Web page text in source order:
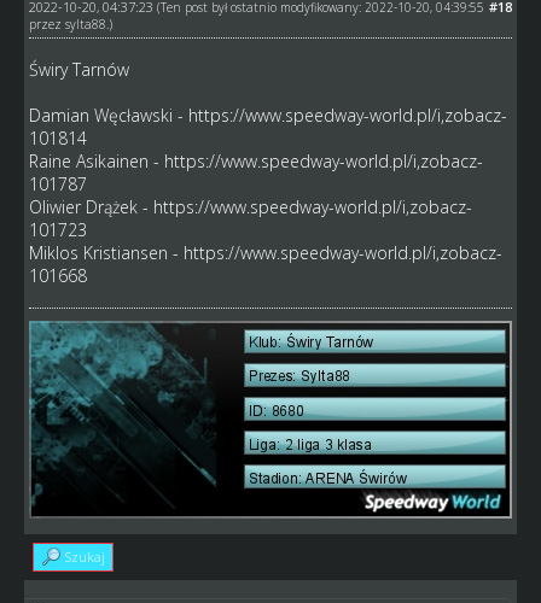
#18
2022-10-20, 04:37:23 (Ten post był ostatnio modyfikowany: 2022-10-20, 04:39:55
przez sylta88 .)
Świry Tarnów
Damian Węcławski - https://www.speedway-world.pl/i,zobacz-
101814
Raine Asikainen - https://www.speedway-world.pl/i,zobacz-
101787
Oliwier Drążek - https://www.speedway-world.pl/i,zobacz-
101723
Miklos Kristiansen - https://www.speedway-world.pl/i,zobacz-
101668
Szukaj